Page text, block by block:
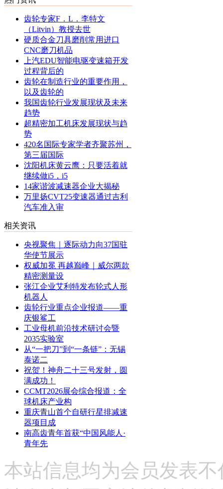
齿轮专家F．L．李特文
（Litvin）教授去世
硬质合金刀具磨削常用进口
CNC磨刀机品
上汽EDU智能电驱变速箱开发
过程背后的
齿轮在制造行业的重要作用，
以及齿轮的
我国齿轮行业发展现状及未来
趋势
超精密加工机床发展现状与趋
势
420名国际专家学者齐聚苏州，
第三届国际
沈阳机床黄云鹰：只要活着就
继续做i5，i5
14家谐波减速器企业大揭秘
万里扬CVT25变速器通过吉利
汽车准入审
相关资讯
央视聚焦｜逐际动力向37国驻
华使节展示
权威加冕 再越巅峰｜威尔两款
精密测量设
张江企业艾利特发布轮式人形
机器人
齿轮行业重点企业报道——重
庆银鲨工
工业母机前沿技术研讨会暨
2035实验室
从“一把刀”到“一条链”：无锡
泰诺二
祝贺！神舟二十三号发射，圆
满成功！
CCMT2026展会综合报道：全
球机床产业构
重庆青山首个自研行星排减速
器项目成
南高齿青年首获“中国风能人·
青年先
本站信息均为会员发表